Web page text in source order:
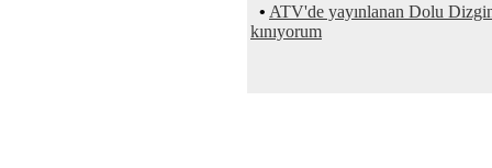
• ATV'de yayınlanan Dolu
kınıyorum